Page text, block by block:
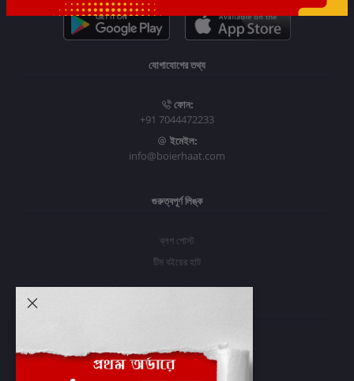
যোগাযোগের তথ্য
ফোন:
+91 7044472233
ইমেইল:
info@boierhaat.com
গুরুত্বপূর্ণ লিঙ্ক
ব্লগ পোস্ট
টিম বইয়ের হাট
প্রবেশ করুন
অর্ডার ইতিহাস